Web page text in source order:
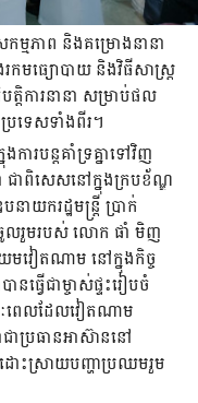
កម្មភាព និងគម្រោងនានា
កមធ្យោបាយ និងវិធីសាស្រ្ត
ត្តិការនានា សម្រាប់ផល
រទេសទាំងពីរ។
ងការបន្តគាំទ្រគ្នាទៅវិញ
ជាពិសេសនៅក្នុងក្របខ័ណ្ឌ
យករដ្ឋមន្ត្រី ប្រាក់
លរួមរបស់ លោក ផាំ មិញ
មវៀតណាម នៅក្នុងកិច្ច
វើជាម្ចាស់ផ្ទះរៀបចំ
ពេលដែលវៀតណាម
ជាប្រធានអាស៊ាននៅ
ោះស្រាយបញ្ហាប្រឈមរួម